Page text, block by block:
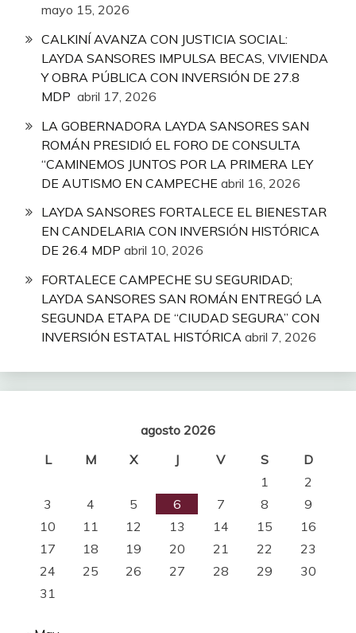
mayo 15, 2026
CALKINÍ AVANZA CON JUSTICIA SOCIAL:
LAYDA SANSORES IMPULSA BECAS, VIVIENDA
Y OBRA PÚBLICA CON INVERSIÓN DE 27.8
MDP abril 17, 2026
LA GOBERNADORA LAYDA SANSORES SAN
ROMÁN PRESIDIÓ EL FORO DE CONSULTA
“CAMINEMOS JUNTOS POR LA PRIMERA LEY
DE AUTISMO EN CAMPECHE abril 16, 2026
LAYDA SANSORES FORTALECE EL BIENESTAR
EN CANDELARIA CON INVERSIÓN HISTÓRICA
DE 26.4 MDP abril 10, 2026
FORTALECE CAMPECHE SU SEGURIDAD;
LAYDA SANSORES SAN ROMÁN ENTREGÓ LA
SEGUNDA ETAPA DE “CIUDAD SEGURA” CON
INVERSIÓN ESTATAL HISTÓRICA abril 7, 2026
agosto 2026
L
M X J V S
D
1
2
3
4 5 6 7 8
9
10
11 12 13 14 15
16
17
18 19 20 21 22
23
24
25 26 27 28 29
30
31